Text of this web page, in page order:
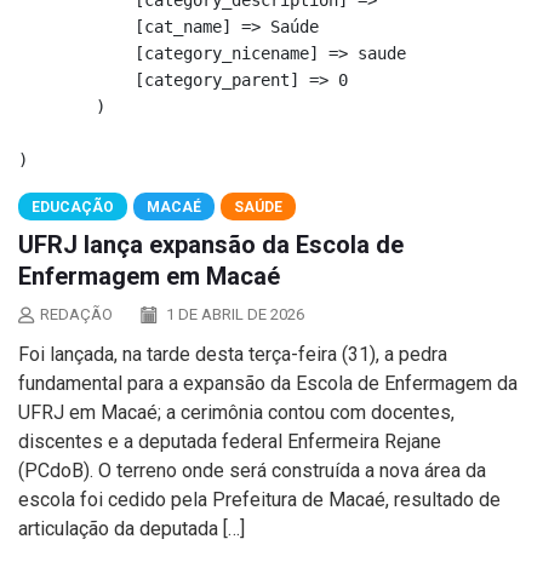
            [cat_name] => Saúde
            [category_nicename] => saude
            [category_parent] => 0
        )
EDUCAÇÃO MACAÉ SAÚDE
UFRJ lança expansão da Escola de
Enfermagem em Macaé
REDAÇÃO 1 DE ABRIL DE 2026
Foi lançada, na tarde desta terça-feira (31), a pedra
fundamental para a expansão da Escola de Enfermagem da
UFRJ em Macaé; a cerimônia contou com docentes,
discentes e a deputada federal Enfermeira Rejane
(PCdoB). O terreno onde será construída a nova área da
escola foi cedido pela Prefeitura de Macaé, resultado de
articulação da deputada […]